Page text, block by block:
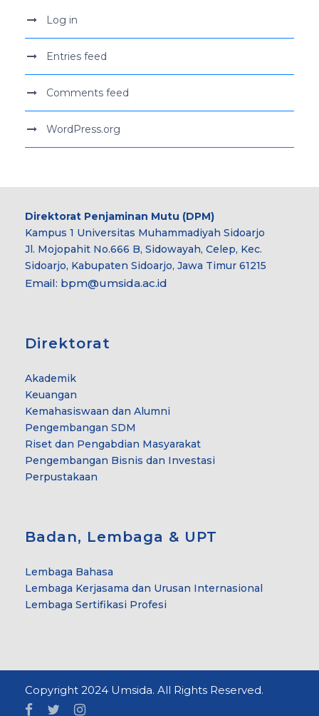
Log in
Entries feed
Comments feed
WordPress.org
Direktorat Penjaminan Mutu (DPM)
Kampus 1 Universitas Muhammadiyah Sidoarjo
Jl. Mojopahit No.666 B, Sidowayah, Celep, Kec.
Sidoarjo, Kabupaten Sidoarjo, Jawa Timur 61215
Email: bpm@umsida.ac.id
Direktorat
Akademik
Keuangan
Kemahasiswaan dan Alumni
Pengembangan SDM
Riset dan Pengabdian Masyarakat
Pengembangan Bisnis dan Investasi
Perpustakaan
Badan, Lembaga & UPT
Lembaga Bahasa
Lembaga Kerjasama dan Urusan Internasional
Lembaga Sertifikasi Profesi
Copyright 2024 Umsida. All Rights Reserved.